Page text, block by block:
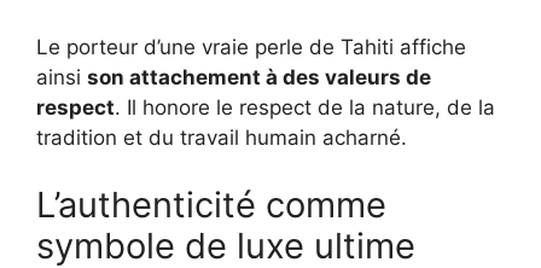
Le porteur d’une vraie perle de Tahiti affiche
ainsi son attachement à des valeurs de
respect. Il honore le respect de la nature, de la
tradition et du travail humain acharné.
L’authenticité comme
symbole de luxe ultime